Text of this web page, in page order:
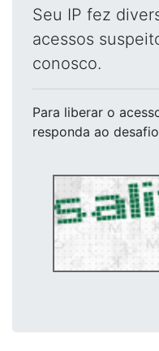
Seu IP fez
acessos
conosco.
Para liberar o
responda ao